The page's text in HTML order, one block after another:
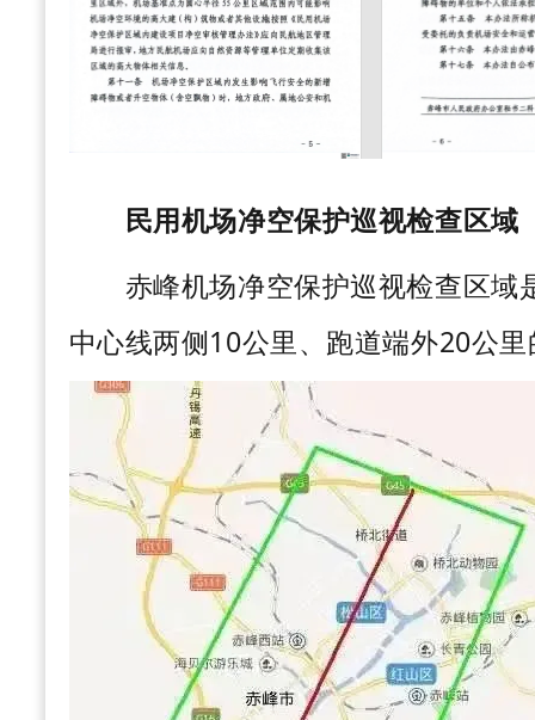
民用机场净空保护巡视检查区域
赤峰机场净空保护巡视检查区域
中心线两侧10公里、跑道端外20公